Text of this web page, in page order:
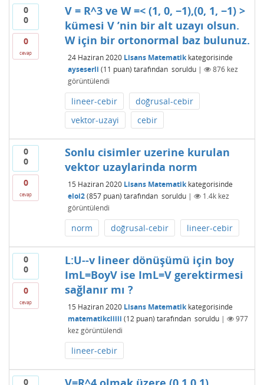
0
0
0
cevap
V = R^3 ve W =< (1, 0, −1),(0, 1, −1) >
kümesi V ’nin bir alt uzayı olsun.
W için bir ortonormal baz bulunuz.
24 Haziran 2020 Lisans Matematikkategorisinde
ayseserli (11 puan) tarafından soruldu | 876kez
görüntülendi
lineer-cebir
doğrusal-cebir
vektor-uzayi
cebir
0
0
0
cevap
Sonlu cisimler uzerine kurulan
vektor uzaylarinda norm
15 Haziran 2020 Lisans Matematikkategorisinde
eloi2 (857puan) tarafından soruldu | 1.4kkez
görüntülendi
norm doğrusal-cebir lineer-cebir
0
0
0
cevap
L:U--v lineer dönüşümü için boy
ImL=BoyV ise ImL=V gerektirmesi
sağlanır mı ?
15 Haziran 2020 Lisans Matematikkategorisinde
matematikciiiii (12puan) tarafından soruldu |
977
kez görüntülendi
lineer-cebir
0